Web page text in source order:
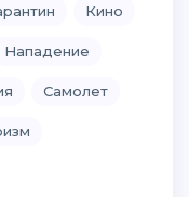
Кино
Нападение
Самолет